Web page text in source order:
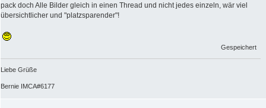
pack doch Alle Bilder gleich in einen Thread und nicht jedes einzeln, wär viel
übersichtlicher und "platzsparender"!
Gespeichert
Liebe Grüße
Bernie IMCA#6177